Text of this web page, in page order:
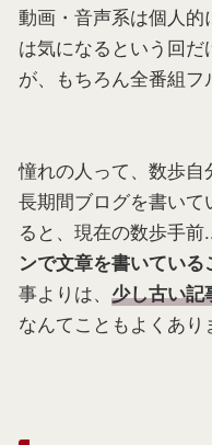
動画・音声系は個人
は気になるという回だ
が、もちろん全番組フ
憧れの人って、数歩自
長期間ブログを書い
ると、現在の数歩手前
ンで文章を書いてい
事よりは、 少し古い記
なんてこともよくあり